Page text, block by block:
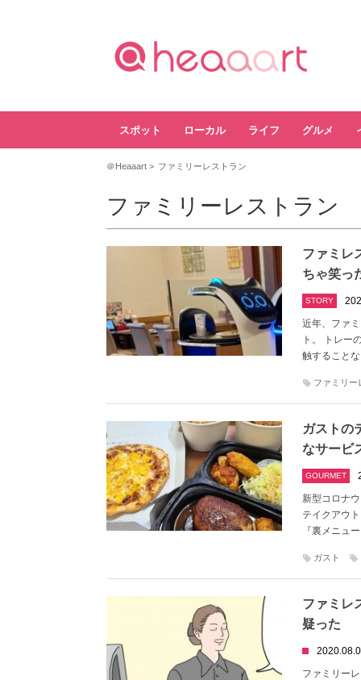
スポット ローカル ライフ グルメ
＠Heaaart ファミリーレストラン
ファミリーレストラン
ファミレ
ちゃ笑っ
STORY
近年、ファ
ト。 トレー
触すること
ファミリー
ガストの
なサービ
GOURMET
新型コロナ
テイクアウ
『裏メニュ
ガスト
ファミレ
疑った
ファミリー